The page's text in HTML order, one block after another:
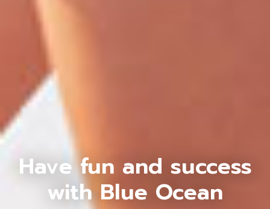
Have fun and success
with Blue Ocean